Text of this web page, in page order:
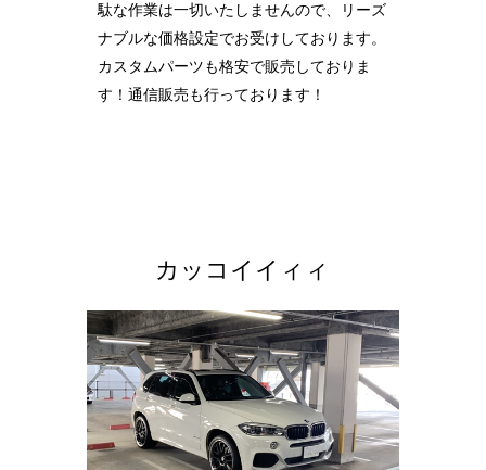
駄な作業は一切いたしませんので、リーズ
ナブルな価格設定でお受けしております。
カスタムパーツも格安で販売しておりま
す！通信販売も行っております！
カッコイイィィ